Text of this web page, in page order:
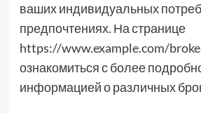
ваших индивидуальных
предпочтениях. На странице
https://www.example.com/
ознакомиться с более
информацией о различных